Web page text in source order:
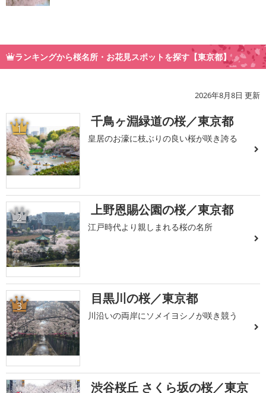
ランキングから桜名所・お花見スポットを探す【東京都】
2026年8月8日 更新
1 千鳥ヶ淵緑道の桜／東京都
皇居のお濠に枝ぶりの良い桜が咲き誇る
2 上野恩賜公園の桜／東京都
江戸時代より親しまれる桜の名所
3 目黒川の桜／東京都
川沿いの両岸にソメイヨシノが咲き競う
渋谷桜丘 さくら坂の桜／東京